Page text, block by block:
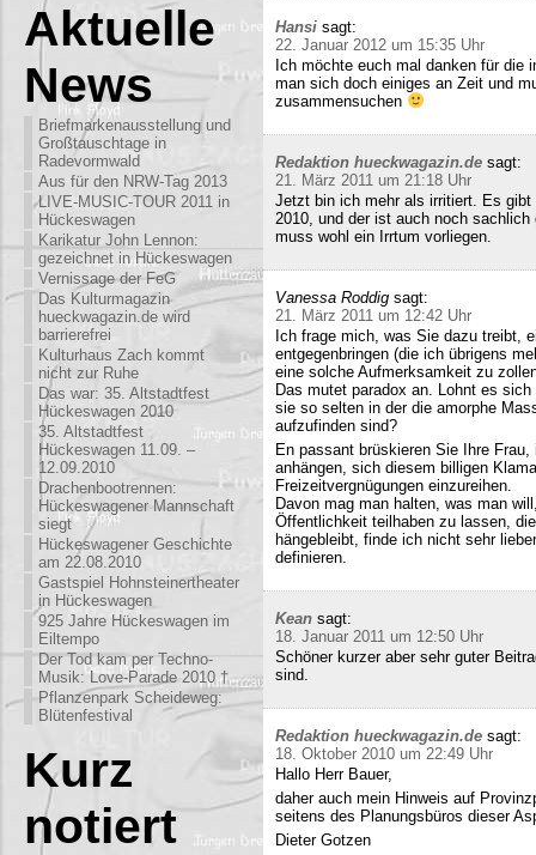
Aktuelle
News
Briefmarkenausstellung und
Großtauschtage in
Radevormwald
Aus für den NRW-Tag 2013
LIVE-MUSIC-TOUR 2011 in
Hückeswagen
Karikatur John Lennon:
gezeichnet in Hückeswagen
Vernissage der FeG
Das Kulturmagazin
hueckwagazin.de wird
barrierefrei
Kulturhaus Zach kommt
nicht zur Ruhe
Das war: 35. Altstadtfest
Hückeswagen 2010
35. Altstadtfest
Hückeswagen 11.09. –
12.09.2010
Drachenbootrennen:
Hückeswagener Mannschaft
siegt
Hückeswagener Geschichte
am 22.08.2010
Gastspiel Hohnsteinertheater
in Hückeswagen
925 Jahre Hückeswagen im
Eiltempo
Der Tod kam per Techno-
Musik: Love-Parade 2010 †
Pflanzenpark Scheideweg:
Blütenfestival
Kurz
notiert
Hansi sagt:
22. Januar 2012 um 15:35 Uhr
Ich möchte euch mal danken für die
man sich doch einiges an Zeit und
zusammensuchen
Redaktion hueckwagazin.de sagt:
21. März 2011 um 21:18 Uhr
Jetzt bin ich mehr als irritiert. Es gibt
2010, und der ist auch noch
muss wohl ein Irrtum vorliegen.
Vanessa Roddig sagt:
21. März 2011 um 12:42 Uhr
Ich frage mich, was Sie dazu treibt,
entgegenbringen (die ich übrigens
eine solche Aufmerksamkeit zu
Das mutet paradox an. Lohnt es
sie so selten in der die amorphe
aufzufinden sind?
En passant brüskieren Sie Ihre
anhängen, sich diesem billigen
Freizeitvergnügungen einzureihen.
Davon mag man halten, was man
Öffentlichkeit teilhaben zu lassen,
hängebleibt, finde ich nicht sehr
definieren.
Kean sagt:
18. Januar 2011 um 12:50 Uhr
Schöner kurzer aber sehr guter
sind.
Redaktion hueckwagazin.de sagt:
18. Oktober 2010 um 22:49 Uhr
Hallo Herr Bauer,
daher auch mein Hinweis auf
seitens des Planungsbüros dieser
Dieter Gotzen